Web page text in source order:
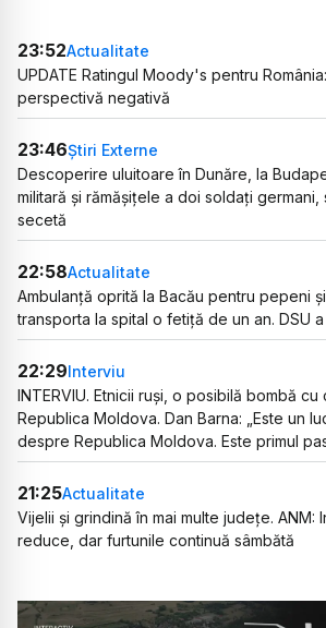
23:52Actualitate
UPDATE Ratingul Moody's pentru
perspectivă negativă
23:46Știri Externe
Descoperire uluitoare în Dunăre, la
militară și rămășițele a doi soldați
secetă
22:58Actualitate
Ambulanță oprită la Bacău pentru pepeni
transporta la spital o fetiță de un an. DSU
22:29Interviu
INTERVIU. Etnicii ruși, o posibilă bombă cu
Republica Moldova. Dan Barna: „Este un
despre Republica Moldova. Este primul
21:25Actualitate
Vijelii și grindină în mai multe județe. ANM:
reduce, dar furtunile continuă sâmbătă